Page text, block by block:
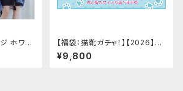
ジ ホワイ
ョートス
【福袋：猫靴ガチャ！】【2026】Mi
lky Rag 福袋
¥9,800